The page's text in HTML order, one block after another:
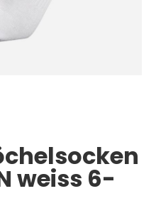
weiss 6-